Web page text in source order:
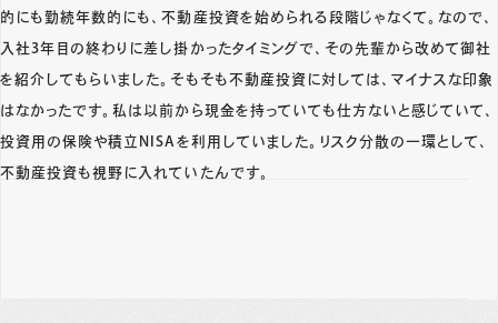
的にも勤続年数的にも、不動産投資を始められる段階じゃなくて。なので、
入社3年目の終わりに差し掛かったタイミングで、その先輩から改めて御社
を紹介してもらいました。そもそも不動産投資に対しては、マイナスな印象
はなかったです。私は以前から現金を持っていても仕方ないと感じていて、
投資用の保険や積立NISAを利用していました。リスク分散の一環として、
不動産投資も視野に入れていたんです。